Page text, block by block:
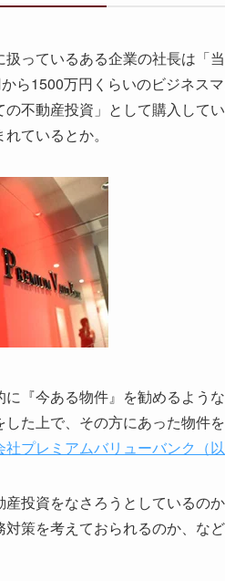
扱っているある企業の社長は「
ら1500万円くらいのビジネス
の不動産投資」として購入して
ているとか。
に『今ある物件』を勧めるよう
した上で、その方にあった物件
社プレミアムバリューバンク（以
産投資をなさろうとしている
策を考えておられるのか、な